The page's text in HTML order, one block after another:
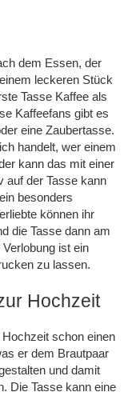
dem Essen, der
leckeren Stück
Tasse Kaffee als
Kaffeefans gibt es
eine Zaubertasse.
handelt, wer einem
kann das mit einer
auf der Tasse kann
besonders
können ihr
die Tasse dann am
ist ein
zu lassen.
Hochzeit
schon einen
er dem Brautpaar
und damit
Die Tasse kann eine